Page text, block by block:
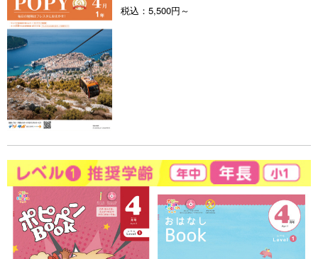
税込： 5,500円～